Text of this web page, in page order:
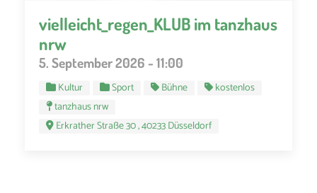
vielleicht_regen_KLUB im tanzhaus
nrw
5. September 2026 - 11:00
Kultur Sport Bühne
kostenlos
tanzhaus nrw
Erkrather Straße 30 , 40233 Düsseldorf